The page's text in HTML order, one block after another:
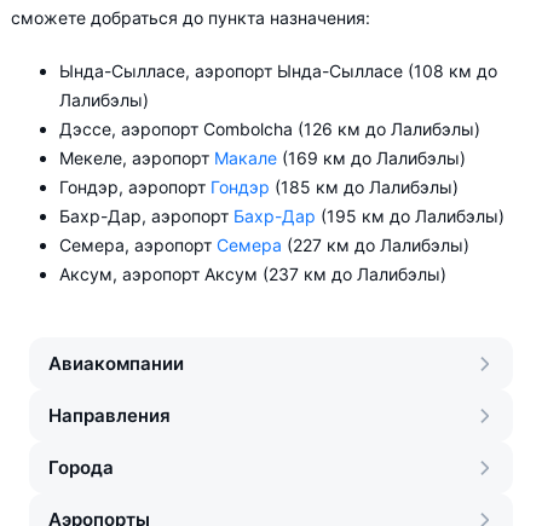
сможете добраться до пункта назначения:
Ында-Сылласе, аэропорт Ында-Сылласе (108 км до
Лалибэлы)
Дэссе, аэропорт Combolcha (126 км до Лалибэлы)
Мекеле, аэропорт Макале (169 км до Лалибэлы)
Гондэр, аэропорт Гондэр (185 км до Лалибэлы)
Бахр-Дар, аэропорт Бахр-Дар (195 км до Лалибэлы)
Семера, аэропорт Семера (227 км до Лалибэлы)
Аксум, аэропорт Аксум (237 км до Лалибэлы)
Авиакомпании
Направления
Города
Аэропорты